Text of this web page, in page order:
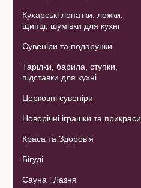
Кухарські лопатки, ложки,
щипці, шумівки для кухні
Сувеніри та подарунки
Тарілки, барила, ступки,
підставки для кухні
Церковні сувеніри
Новорічні іграшки та прикраси
Краса та Здоров'я
Бігуді
Сауна і Лазня